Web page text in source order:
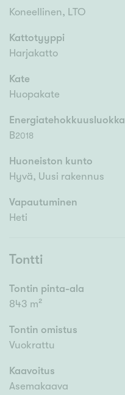
Koneellinen, LTO
Kattotyyppi
Harjakatto
Kate
Huopakate
Energiatehokkuusluokka
B2018
Huoneiston kunto
Hyvä, Uusi rakennus
Vapautuminen
Heti
Tontti
Tontin pinta-ala
843 m²
Tontin omistus
Vuokrattu
Kaavoitus
Asemakaava